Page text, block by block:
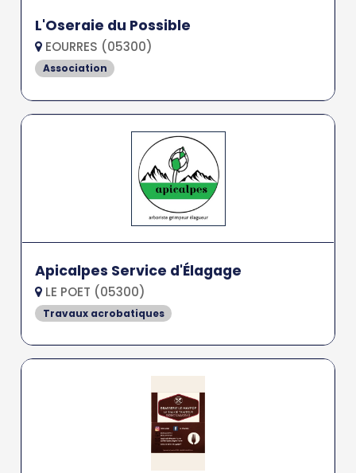
L'Oseraie du Possible
EOURRES (05300)
Association
Apicalpes Service d'Élagage
LE POET (05300)
Travaux acrobatiques